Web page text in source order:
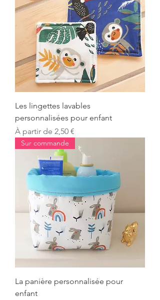
Les lingettes lavables
personnalisées pour enfant
À partir de 2,50 €
Prix promotionnel
Sur commande
La panière personnalisée pour
enfant